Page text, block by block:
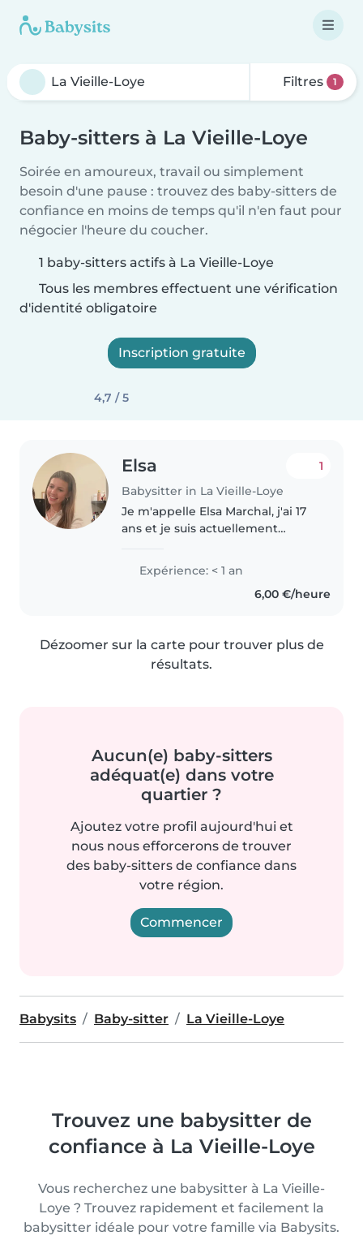
Filtres 1
Baby-sitters à La Vieille-Loye
Soirée en amoureux, travail ou simplement
besoin d'une pause : trouvez des baby-sitters de
confiance en moins de temps qu'il n'en faut pour
négocier l'heure du coucher.
1 baby-sitters actifs à La Vieille-Loye
Tous les membres effectuent une vérification
d'identité obligatoire
Inscription gratuite
4,7 / 5
Elsa
Babysitter in La Vieille-Loye
1
Je m'appelle Elsa Marchal, j'ai 17
ans et je suis actuellement
famille, ce qui fait que j'ai grandi
entourée de nombreux frères,
sœurs, neveux et nièces...
Expérience: < 1 an
6,00 €/heure
Dézoomer sur la carte pour trouver plus de
résultats.
Aucun(e) baby-sitters
adéquat(e) dans votre
quartier ?
Ajoutez votre profil aujourd'hui et
nous nous efforcerons de trouver
des baby-sitters de confiance dans
votre région.
Commencer
Babysits Baby-sitter La Vieille-Loye
Trouvez une babysitter de
confiance à La Vieille-Loye
Vous recherchez une babysitter à La Vieille-
Loye ? Trouvez rapidement et facilement la
babysitter idéale pour votre famille via Babysits.